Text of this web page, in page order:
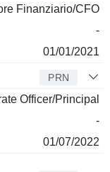
Finanziario/CFO
-
01/01/2021
PRN
Officer/Principal
-
01/07/2022